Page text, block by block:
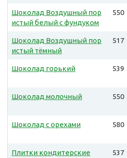
Шоколад Воздушный пор
истый белый с фундуком
550
Шоколад Воздушный пор
истый тёмный
517
Шоколад горький 539
Шоколад молочный 550
Шоколад с орехами 580
Плитки кондитерские 537